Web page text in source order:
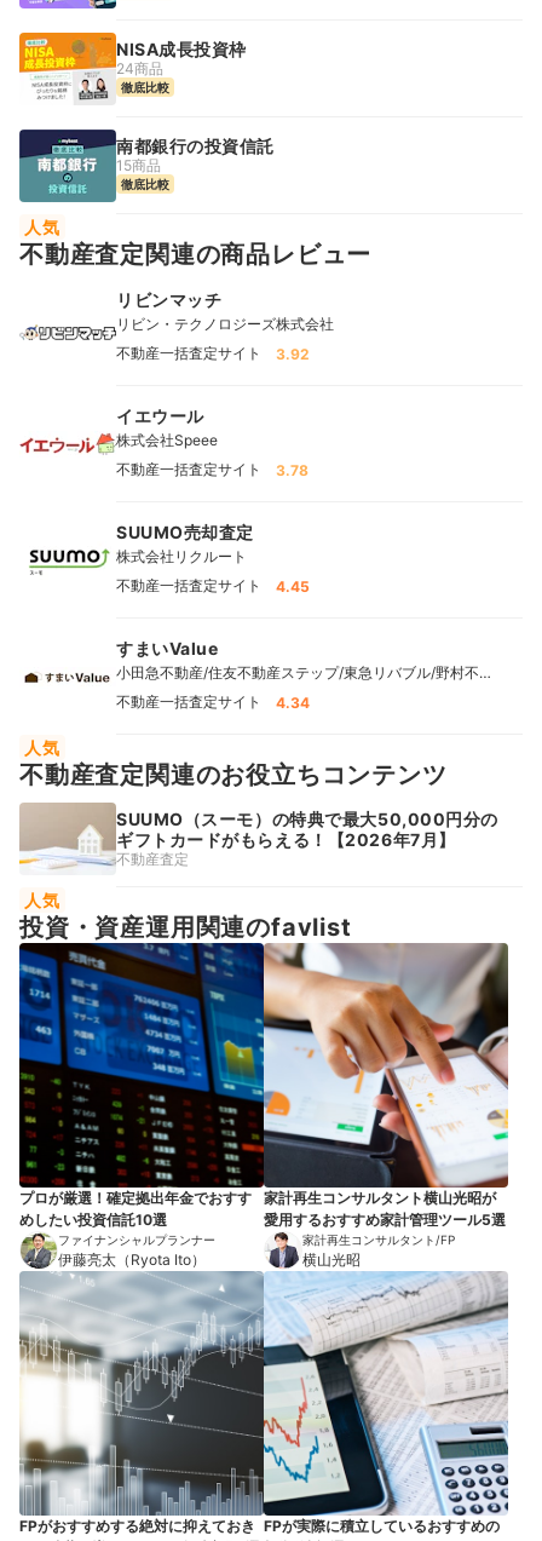
NISA成長投資枠
24商品
徹底比較
南都銀行の投資信託
15商品
徹底比較
人気
不動産査定関連の商品レビュー
リビンマッチ
リビン・テクノロジーズ株式会社
不動産一括査定サイト
3.92
イエウール
株式会社Speee
不動産一括査定サイト
3.78
SUUMO売却査定
株式会社リクルート
不動産一括査定サイト
4.45
すまいValue
小田急不動産/住友不動産ステップ/東急リバブル/野村不動
産ソリューションズ/三井不動産リアルティ/三菱地所ハウス
ネット
不動産一括査定サイト 4.34
人気
不動産査定関連のお役立ちコンテンツ
SUUMO（スーモ）の特典で最大50,000円分の
ギフトカードがもらえる！【2026年7月】
不動産査定
人気
投資・資産運用関連のfavlist
プロが厳選！確定拠出年金でおすす
めしたい投資信託10選
ファイナンシャルプランナー
伊藤亮太（Ryota Ito）
家計再生コンサルタント横山光昭が
愛用するおすすめ家計管理ツール5選
家計再生コンサルタント/FP
横山光昭
FPがおすすめする絶対に抑えておき FPが実際に積立しているおすすめの